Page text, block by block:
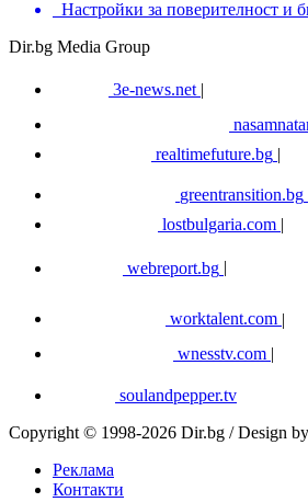
Настройки за поверителност и
Dir.bg Media Group
3e-news.net |
realtimefuture.bg |
greentransition.bg
lostbulgaria.com |
webreport.bg
worktalent.com |
wnesstv.com |
soulandpepper.tv
Copyright © 1998-2026 Dir.bg / Design
Реклама
Контакти